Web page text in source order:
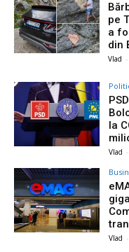
pe
a
din
Vlad -
la
Vlad -
Vlad -